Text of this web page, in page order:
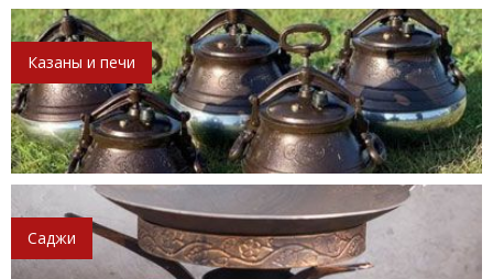
Казаны и печи
Саджи